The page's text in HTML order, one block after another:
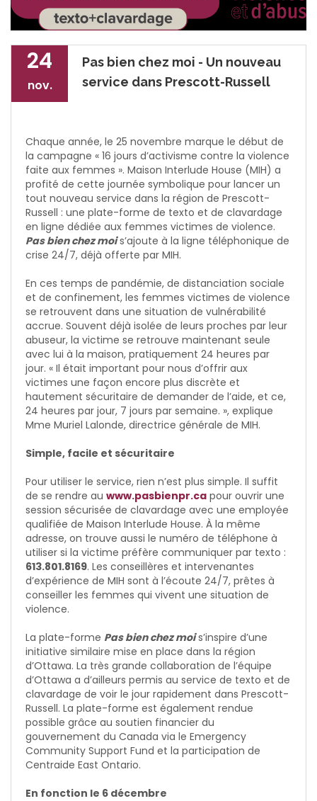
24
nov.
Pas bien chez moi - Un nouveau
service dans Prescott-Russell
Chaque année, le 25 novembre marque le début de
la campagne « 16 jours d’activisme contre la violence
faite aux femmes ». Maison Interlude House (MIH) a
profité de cette journée symbolique pour lancer un
tout nouveau service dans la région de Prescott-
Russell : une plate-forme de texto et de clavardage
en ligne dédiée aux femmes victimes de violence.
Pas bien chez mois’ajoute à la ligne téléphonique de
crise 24/7, déjà offerte par MIH.
En ces temps de pandémie, de distanciation sociale
et de confinement, les femmes victimes de violence
se retrouvent dans une situation de vulnérabilité
accrue. Souvent déjà isolée de leurs proches par leur
abuseur, la victime se retrouve maintenant seule
avec lui à la maison, pratiquement 24 heures par
jour. « Il était important pour nous d’offrir aux
victimes une façon encore plus discrète et
hautement sécuritaire de demander de l’aide, et ce,
24 heures par jour, 7 jours par semaine. », explique
Mme Muriel Lalonde, directrice générale de MIH.
Simple, facile et sécuritaire
Pour utiliser le service, rien n’est plus simple. Il suffit
de se rendre au www.pasbienpr.ca pour ouvrir une
session sécurisée de clavardage avec une employée
qualifiée de Maison Interlude House. À la même
adresse, on trouve aussi le numéro de téléphone à
utiliser si la victime préfère communiquer par texto :
613.801.8169. Les conseillères et intervenantes
d’expérience de MIH sont à l’écoute 24/7, prêtes à
conseiller les femmes qui vivent une situation de
violence.
La plate-forme Pas bien chez mois’inspire d’une
initiative similaire mise en place dans la région
d’Ottawa. La très grande collaboration de l’équipe
d’Ottawa a d’ailleurs permis au service de texto et de
clavardage de voir le jour rapidement dans Prescott-
Russell. La plate-forme est également rendue
possible grâce au soutien financier du
gouvernement du Canada via le Emergency
Community Support Fund et la participation de
Centraide East Ontario.
En fonction le 6 décembre